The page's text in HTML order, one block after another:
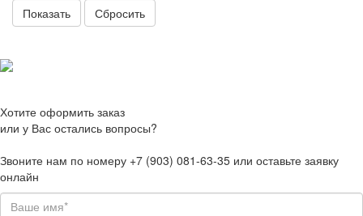
Сбросить
Хотите оформить заказ
или у Вас остались вопросы?
Звоните нам по номеру +7 (903) 081-63-35 или оставьте заявку
онлайн